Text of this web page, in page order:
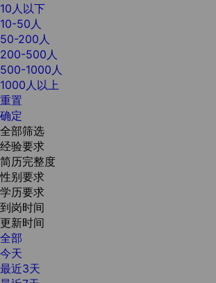
10人以下
10-50人
50-200人
200-500人
500-1000人
1000人以上
重置
确定
全部筛选
经验要求
简历完整度
性别要求
学历要求
到岗时间
更新时间
全部
今天
最近3天